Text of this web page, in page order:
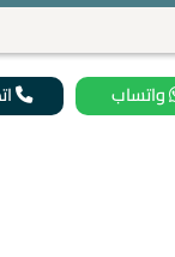
واتساب